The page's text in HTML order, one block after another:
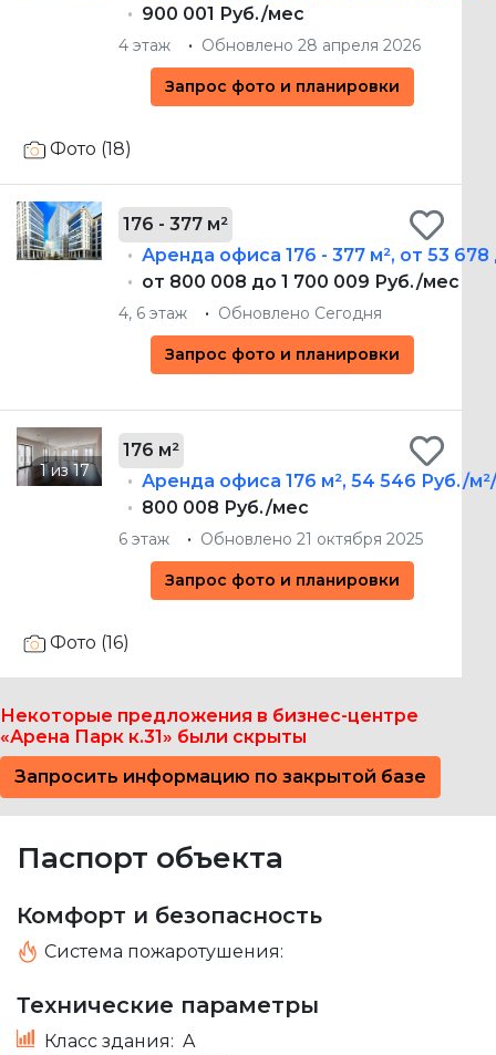
900 001 Руб./мес
4 этаж Обновлено 28 апреля 2026
Запрос фото и планировки
Фото (18)
176 - 377 м²
Аренда офиса176 - 377 м², от 53
от 800 008 до 1 700 009 Руб./мес
4, 6 этаж Обновлено Сегодня
Запрос фото и планировки
176 м²
Аренда офиса176 м²,54 546 Руб./
800 008 Руб./мес
6 этаж Обновлено 21 октября 2025
Запрос фото и планировки
Фото (16)
Некоторые предложения в бизнес-центре
«Арена Парк к.31» были скрыты
Запросить информацию по закрытой базе
Паспорт объекта
Комфорт и безопасность
Система пожаротушения:
Технические параметры
Класс здания: A